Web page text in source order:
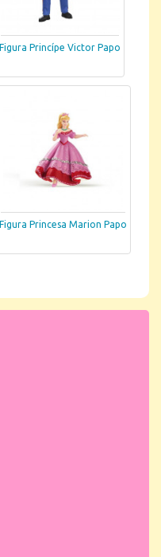
Figura Princípe Victor Papo
Figura Princesa Marion Papo